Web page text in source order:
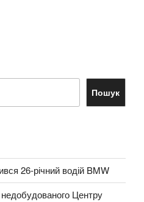
Пошук
26-річний водій BMW
Центру